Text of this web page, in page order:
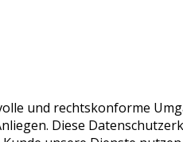
und rechtskonforme
Diese